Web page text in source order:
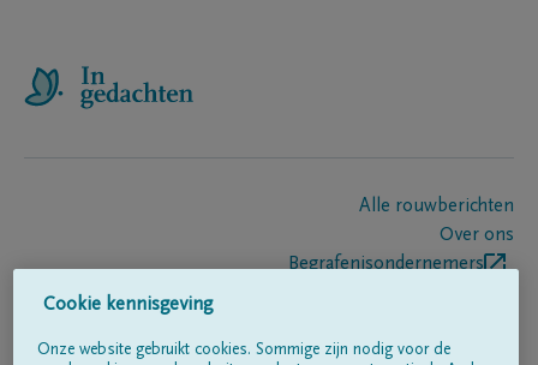
Alle rouwberichten
Over ons
Begrafenisondernemers
Cookie kennisgeving
Onze website gebruikt cookies. Sommige zijn nodig voor de